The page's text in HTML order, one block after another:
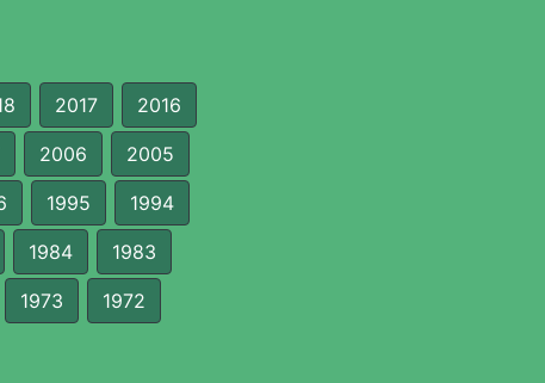
2017 2016
2006 2005
1995 1994
1984 1983
1973 1972